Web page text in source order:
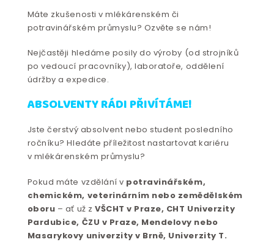
Máte zkušenosti v mlékárenském či
potravinářském průmyslu? Ozvěte se nám!
Nejčastěji hledáme posily do výroby (od strojníků
po vedoucí pracovníky), laboratoře, oddělení
údržby a expedice.
ABSOLVENTY RÁDI PŘIVÍTÁME!
Jste čerstvý absolvent nebo student posledního
ročníku? Hledáte příležitost nastartovat kariéru
v mlékárenském průmyslu?
Pokud máte vzdělání v potravinářském,
chemickém, veterinárním nebo zemědělském
oboru – ať už zVŠCHT v Praze, CHT Univerzity
Pardubice, ČZU v Praze, Mendelovy nebo
Masarykovy univerzity v Brně, Univerzity T.